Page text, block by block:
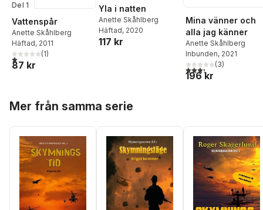
Del 1
Vattenspår
Anette Skåhlberg
Häftad, 2011
1,0utav 5 stjärnor. Totalt antal röster:
(1)
87 kr
Yla i natten
Anette Skåhlberg
Häftad, 2020
117 kr
Mina vänner och
alla jag känner
Anette Skåhlberg
Inbunden, 2021
3,3utav 5 stjärnor.
(3)
196 kr
Mer från samma serie